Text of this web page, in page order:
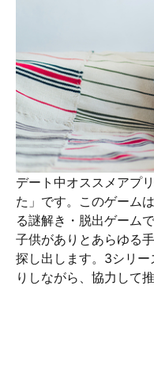
デート中オススメアプ
た」です。このゲーム
る謎解き・脱出ゲーム
子供がありとあらゆる
探し出します。3シリ
りしながら、協力して